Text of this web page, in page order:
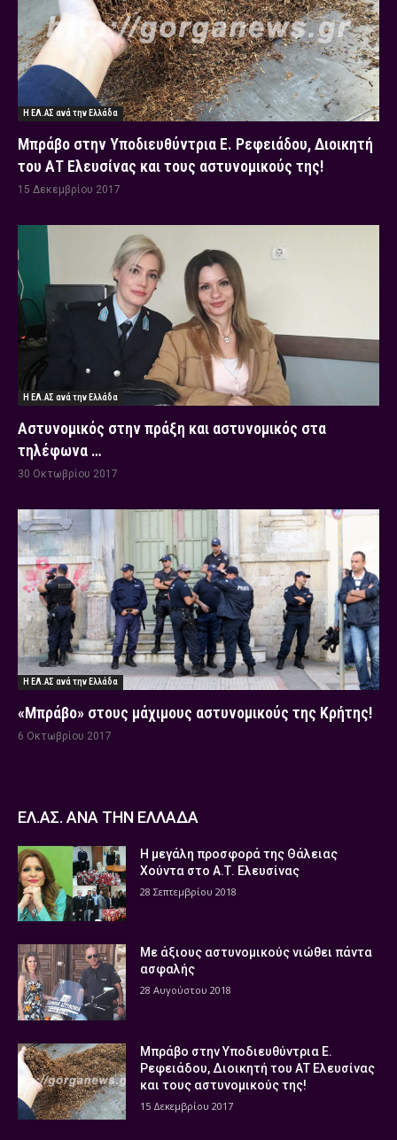
Η ΕΛ.ΑΣ ανά την Ελλάδα
Μπράβο στην Υποδιευθύντρια Ε. Ρεφειάδου, Διοικητή
του ΑΤ Ελευσίνας και τους αστυνομικούς της!
15 Δεκεμβρίου 2017
Η ΕΛ.ΑΣ ανά την Ελλάδα
Αστυνομικός στην πράξη και αστυνομικός στα
τηλέφωνα …
30 Οκτωβρίου 2017
Η ΕΛ.ΑΣ ανά την Ελλάδα
«Μπράβο» στους μάχιμους αστυνομικούς της Κρήτης!
6 Οκτωβρίου 2017
ΕΛ.ΑΣ. ΑΝΑ ΤΗΝ ΕΛΛΑΔΑ
Η μεγάλη προσφορά της Θάλειας
Χούντα στο Α.Τ. Ελευσίνας
28 Σεπτεμβρίου 2018
Με άξιους αστυνομικούς νιώθει πάντα
ασφαλής
28 Αυγούστου 2018
Μπράβο στην Υποδιευθύντρια Ε.
Ρεφειάδου, Διοικητή του ΑΤ Ελευσίνας
και τους αστυνομικούς της!
15 Δεκεμβρίου 2017